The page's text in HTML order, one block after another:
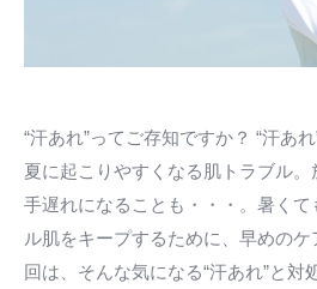
“汗あれ”ってご存知ですか？ “汗あ
夏に起こりやすくなる肌トラブル
手遅れになることも・・・。暑く
ル肌をキープするために、早めの
回は、そんな気になる“汗あれ”と対